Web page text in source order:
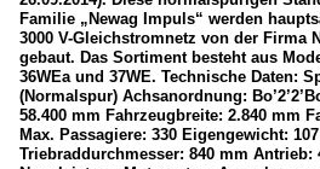
Familie „Newag Impuls“ werden
3000 V-Gleichstromnetz von der Firma
gebaut. Das Sortiment besteht aus
36WEa und 37WE. Technische Daten:
(Normalspur) Achsanordnung:
58.400 mm Fahrzeugbreite: 2.840 mm
Max. Passagiere: 330 Eigengewicht:
Triebraddurchmesser: 840 mm Antrieb: